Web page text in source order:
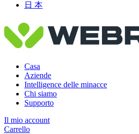
日 本
Casa
Aziende
Intelligence delle minacce
Chi siamo
Supporto
Il mio account
Carrello